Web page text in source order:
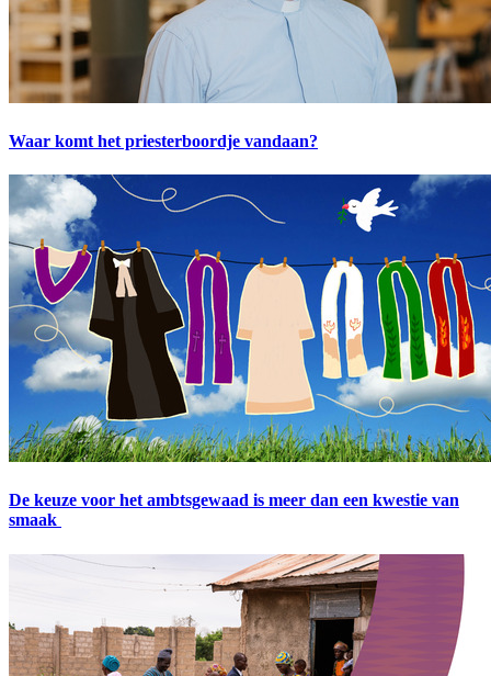
Waar komt het priesterboordje vandaan?
De keuze voor het ambtsgewaad is meer dan een kwestie van
smaak